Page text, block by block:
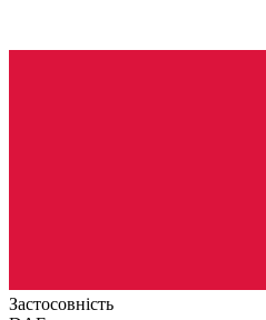
Застосовність